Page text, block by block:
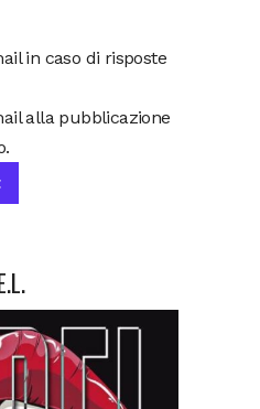
in caso di risposte
alla pubblicazione